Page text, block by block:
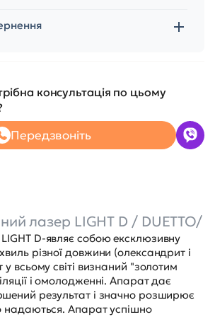
консультація по цьому
Передзвоніть
лазер LIGHT D / DUETTO/
D-являє собою ексклюзивну
різної довжини (олександрит і
всьому світі визнаний "золотим
і омолодженні. Апарат дає
результат і значно розширює
надаються. Апарат успішно